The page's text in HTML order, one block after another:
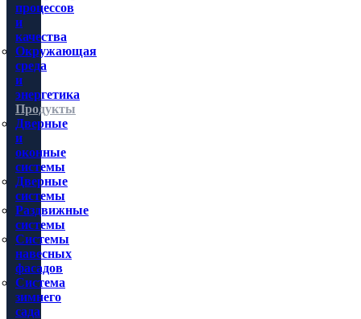
процессов
и
качества
Окружающая
среда
и
энергетика
Продукты
Дверные
и
оконные
системы
Дверные
системы
Раздвижные
системы
Системы
навесных
фасадов
Система
зимнего
сада